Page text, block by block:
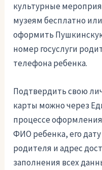
культурные
музеям бесплатно
оформить
номер госуслуги
телефона ребенка.
Подтвердить свою
карты можно через
процессе
ФИО ребенка, его
родителя и адрес
заполнения всех